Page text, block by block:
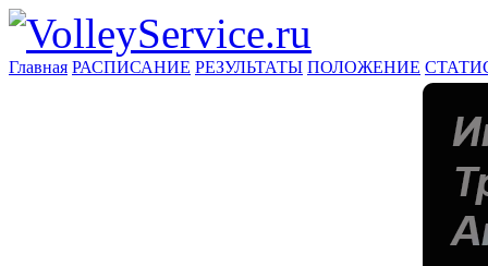
Главная РАСПИСАНИЕ РЕЗУЛЬТАТЫ ПОЛОЖЕНИЕ